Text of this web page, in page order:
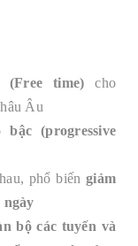
time) cho
Âu
(progressive
phổ biến giảm
ngày
bộ các tuyến và